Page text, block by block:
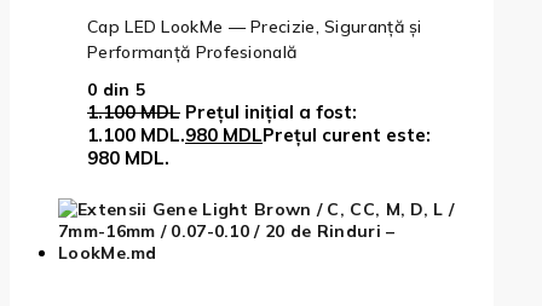
Cap LED LookMe — Precizie, Siguranță și
Performanță Profesională
0 din 5
1.100MDL Prețul inițial a fost:
1.100 MDL.980 MDLPrețul curent este:
980 MDL.